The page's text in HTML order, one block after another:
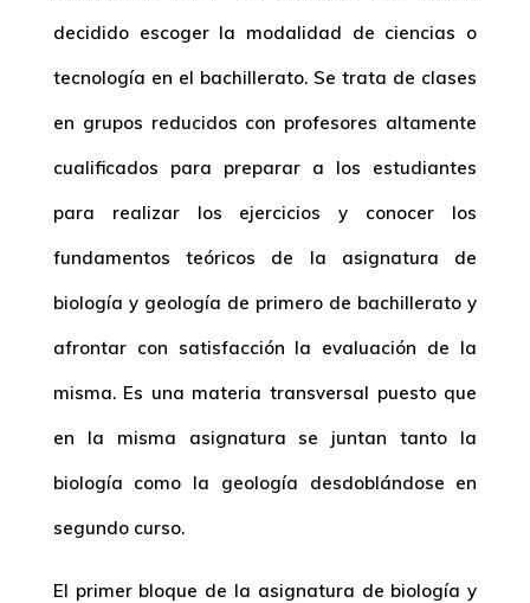
decidido escoger la modalidad de ciencias o
tecnología en el bachillerato. Se trata de clases
en grupos reducidos con profesores altamente
cualificados para preparar a los estudiantes
para realizar los ejercicios y conocer los
fundamentos teóricos de la asignatura de
biología y geología de primero de bachillerato y
afrontar con satisfacción la evaluación de la
misma. Es una materia transversal puesto que
en la misma asignatura se juntan tanto la
biología como la geología desdoblándose en
segundo curso.
El primer bloque de la asignatura de biología y